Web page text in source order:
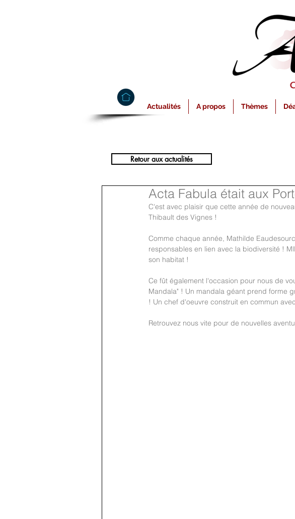
Actualités A propos Thèmes
Retour aux actualités
Acta Fabula était aux
C'est avec plaisir que cette année de
Thibault des Vignes !
Comme chaque année, Mathilde
responsables en lien avec la biodiversité !
son habitat !
Ce fût également l'occasion pour nous de
Mandala" ! Un mandala géant prend forme
! Un chef d'oeuvre construit en commun
Retrouvez nous vite pour de nouvelles